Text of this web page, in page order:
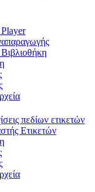
Player
πεδίων ετικετών
Ετικετών